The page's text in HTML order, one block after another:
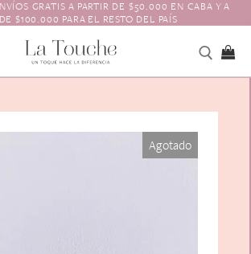
GRATIS A PARTIR DE $50.000 EN CABA Y A
$100.000 PARA EL RESTO DEL PAÍS
Agotado